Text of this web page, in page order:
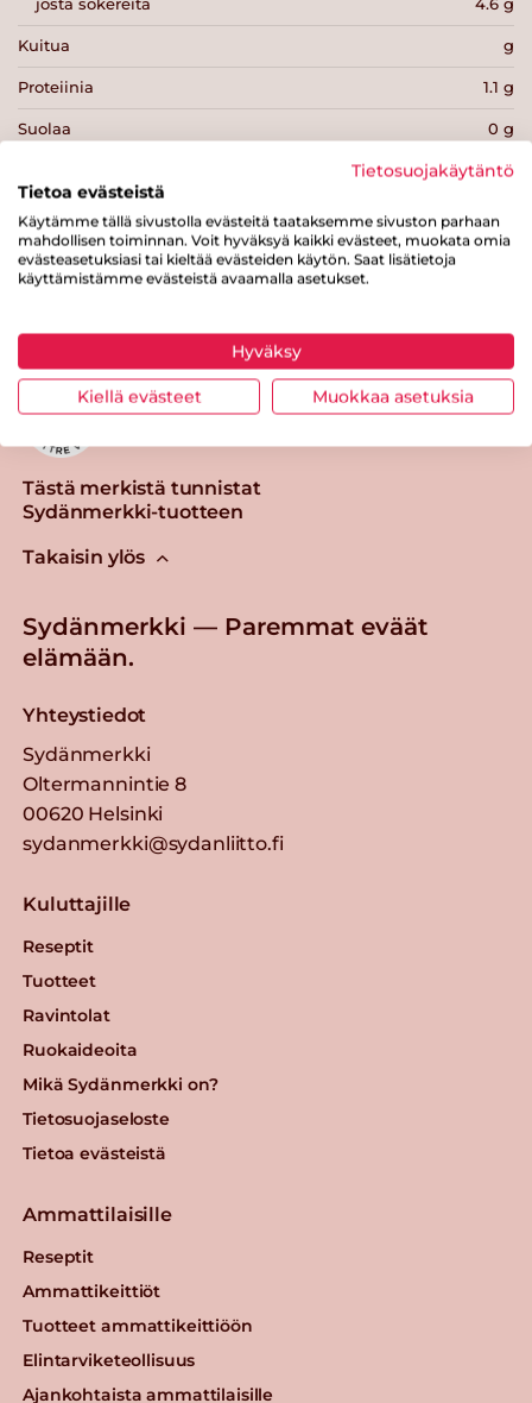
Kuitua g
Proteiinia 1.1 g
Suolaa 0 g
Tulosta sivu Jaa tuote
Tästä merkistä tunnistat
Sydänmerkki-tuotteen
Takaisin ylös
Sydänmerkki — Paremmat eväät
elämään.
Yhteystiedot
Sydänmerkki
Oltermannintie 8
00620 Helsinki
sydanmerkki@sydanliitto.fi
Kuluttajille
Reseptit
Tuotteet
Ravintolat
Ruokaideoita
Mikä Sydänmerkki on?
Tietosuojaseloste
Tietoa evästeistä
Ammattilaisille
Reseptit
Ammattikeittiöt
Tuotteet ammattikeittiöön
Elintarviketeollisuus
Ajankohtaista ammattilaisille
Tietosuojakäytäntö
Tietoa evästeistä
Käytämme tällä sivustolla evästeitä taataksemme sivuston parhaan
mahdollisen toiminnan. Voit hyväksyä kaikki evästeet, muokata omia
evästeasetuksiasi tai kieltää evästeiden käytön. Saat lisätietoja
käyttämistämme evästeistä avaamalla asetukset.
Hyväksy
Kiellä evästeet Muokkaa asetuksia